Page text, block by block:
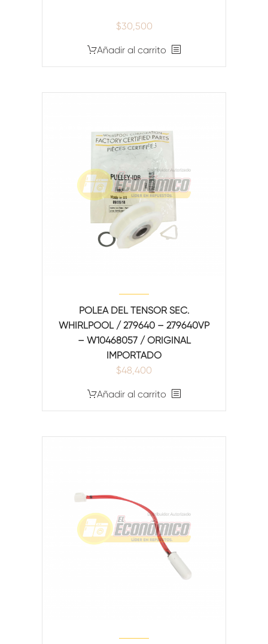
$30,500
Añadir al carrito
POLEA DEL TENSOR SEC.
WHIRLPOOL / 279640 – 279640VP
– W10468057 / ORIGINAL
IMPORTADO
$48,400
Añadir al carrito